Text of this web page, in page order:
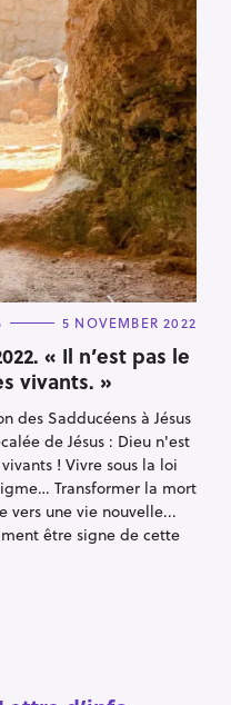
5 NOVEMBER 2022
« Il n’est pas le
vivants. »
des Sadducéens à Jésus
de Jésus : Dieu n'est
! Vivre sous la loi
Transformer la mort
vers une vie nouvelle...
être signe de cette